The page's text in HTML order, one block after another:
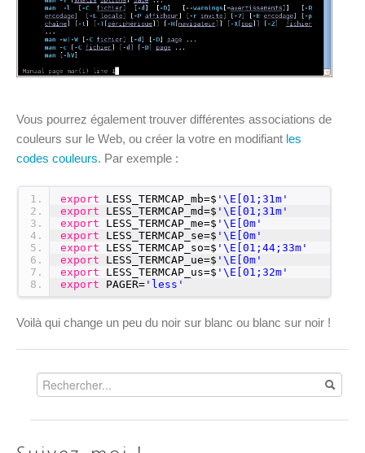
Vous pourrez également trouver différentes associations de
couleurs sur le Web, ou créer la votre en modifiant les
codes couleurs. Par exemple :
1
2
3
4
5
6
7
8
export LESS_TERMCAP_mb=$ '\E[01;31m'
export
LESS_TERMCAP_md=$ '\E[01;31m'
export
LESS_TERMCAP_me=$ '\E[0m'
export
LESS_TERMCAP_se=$ '\E[0m'
export
LESS_TERMCAP_so=$ '\E[01;44;33m'
export
LESS_TERMCAP_ue=$ '\E[0m'
export
LESS_TERMCAP_us=$ '\E[01;32m'
export
PAGER= 'less'
Voilà qui change un peu du noir sur blanc ou blanc sur noir !